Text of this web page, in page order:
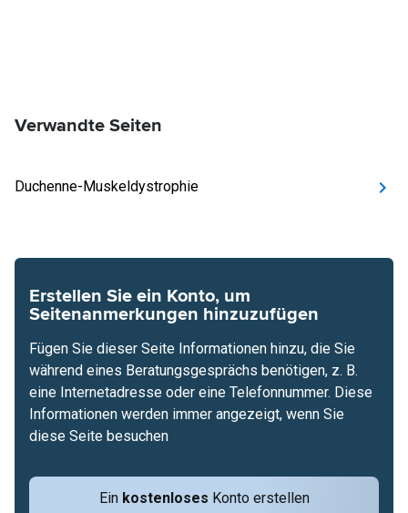
Verwandte Seiten
Duchenne-Muskeldystrophie
Erstellen Sie ein Konto, um
Seitenanmerkungen hinzuzufügen
Ein kostenloses Konto erstellen
Fügen Sie dieser Seite Informationen hinzu, die Sie
während eines Beratungsgesprächs benötigen, z. B.
eine Internetadresse oder eine Telefonnummer. Diese
Informationen werden immer angezeigt, wenn Sie
diese Seite besuchen